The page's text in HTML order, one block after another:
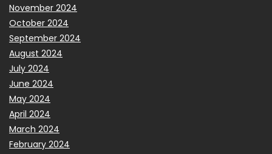
November 2024
October 2024
September 2024
August 2024
July 2024
June 2024
May 2024
April 2024
March 2024
February 2024